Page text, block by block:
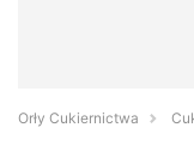
Orły Cukiernictwa